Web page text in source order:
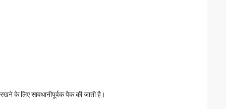
के लिए सावधानीपूर्वक पैक की जाती है।